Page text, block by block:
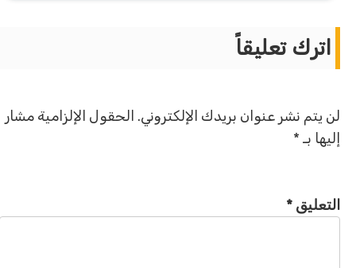
اترك تعليقاً
لن يتم نشر عنوان بريدك الإلكتروني. الحقول الإلزامية مشار
إليها بـ *
التعليق*